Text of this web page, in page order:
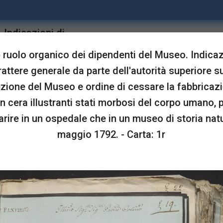
Indicazioni di
sulla conduzione
modelli in cera
a comparire in un
1792.
ruolo organico dei dipendenti del Museo.
generale da parte dell'autorità superiore
del Museo e ordine di cessare la
cera illustranti stati morbosi del corpo umano,
in un ospedale che in un museo di storia
maggio 1792. - Carta: 1r